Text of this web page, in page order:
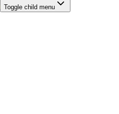
Toggle child menu